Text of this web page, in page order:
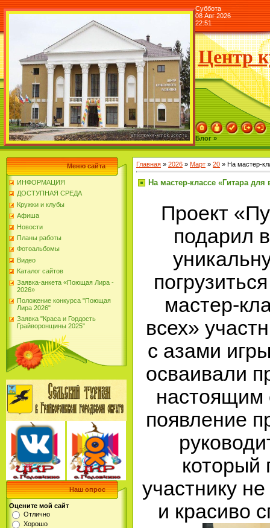
Суббота
08 Авг 2026
22:51
Центр
Блог »
Меню сайта
ИНФОРМАЦИЯ
ДОСТУПНАЯ СРЕДА
Кружки и клубы
Афиша
Новости
Планы работы
Фотоальбомы
Видео
Каталог сайтов
Заявка-анкета «Поющая Лира -
2026»
Положение конкурса "Поющая
Лира 2026"
Заявка "Краса и Гордость
Грайворонщины 2025"
Наш опрос
Оцените мой сайт
Отлично
Хорошо
Главная » 2026 » Март » 20 » На мастер-
На мастер-классе «Гитара для
Проект
подарил
мастер-
всех»
с азами
осваивали
настоящим
появление
который
участнику
и красиво